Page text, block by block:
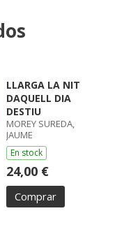
LLARGA LA NIT
DAQUELL DIA
DESTIU
MOREY SUREDA,
JAUME
En stock
24,00 €
Comprar